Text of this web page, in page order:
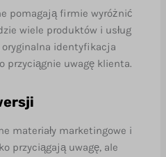
pomagają firmie wyróżnić
wiele produktów i usług
identyfikacja
przyciągnie uwagę klienta.
materiały marketingowe i
przyciągają uwagę, ale